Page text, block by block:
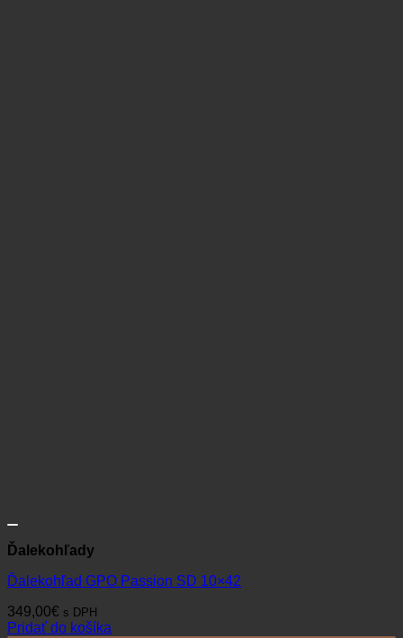
Ďalekohľady
Ďalekohľad GPO Passion SD 10×42
349,00€ s DPH
Pridať do košíka